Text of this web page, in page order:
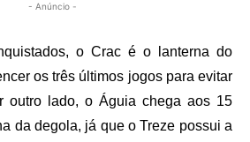
- Anúncio -
o Crac é o lanterna do
os três últimos jogos para evitar
outro lado, o Águia chega aos 15
da degola, já que o Treze possui a